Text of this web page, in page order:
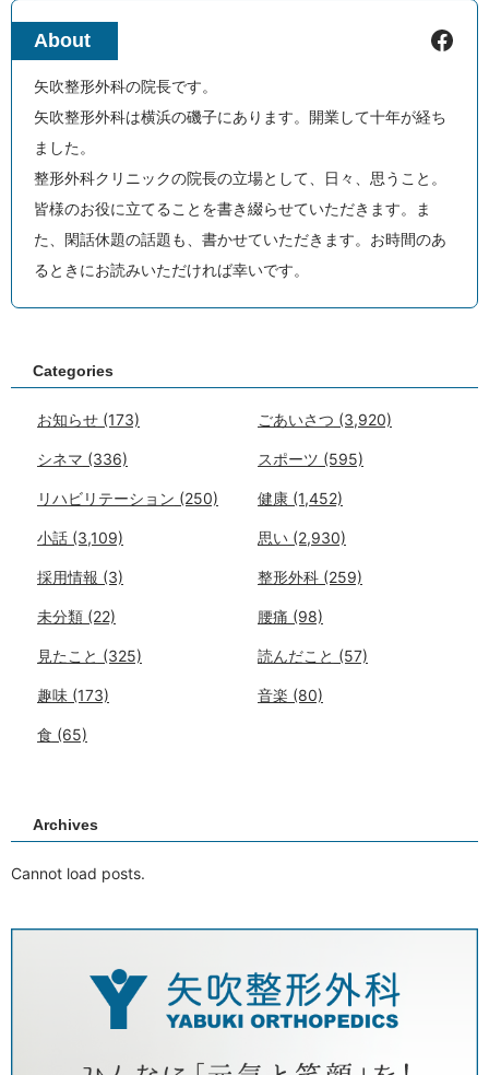
About Facebook
矢吹整形外科の院長です。
矢吹整形外科は横浜の磯子にあります。開業して十年が経ち
ました。
整形外科クリニックの院長の立場として、日々、思うこと。
皆様のお役に立てることを書き綴らせていただきます。ま
た、閑話休題の話題も、書かせていただきます。お時間のあ
るときにお読みいただければ幸いです。
Categories
お知らせ (173) ごあいさつ (3,920)
シネマ (336) スポーツ (595)
リハビリテーション (250) 健康 (1,452)
小話 (3,109) 思い (2,930)
採用情報 (3) 整形外科 (259)
未分類 (22) 腰痛 (98)
見たこと (325) 読んだこと (57)
趣味 (173) 音楽 (80)
食 (65)
Archives
Cannot load posts.